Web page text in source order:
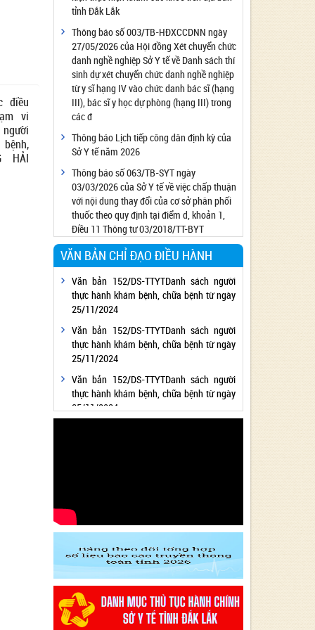
điều
vi
HẢI
Công bố đủ điều kiện cung cấp dịch vụ diệt
côn trùng, diệt khuẩn bằng chế phẩm
Công bố cơ sở đủ điều kiện quan trắc môi
trường lao động
Công bố hồ sơ về trang thiết bị y tế
Công bố cơ sở đủ điều kiện tiêm chủng
Cơ sở Massage đủ điều kiện hoạt động
Cơ sở thẩm mỹ đủ điều kiện hoạt động
tỉnh Đắk Lắk
Thông báo số 003/TB-HĐXCCDNN ngày
27/05/2026 của Hội đồng Xét chuyển chức
danh nghề nghiệp Sở Y tế về Danh sách thí
sinh dự xét chuyển chức danh nghề nghiệp
từ y sĩ hạng IV vào chức danh bác sĩ (hạng
III), bác sĩ y học dự phòng (hạng III) trong
các đ
Thông báo Lịch tiếp công dân định kỳ của
Sở Y tế năm 2026
Thông báo số 063/TB-SYT ngày
03/03/2026 của Sở Y tế về việc chấp thuận
với nội dung thay đổi của cơ sở phân phối
thuốc theo quy định tại điểm d, khoản 1,
Điều 11 Thông tư 03/2018/TT-BYT
VĂN BẢN CHỈ ĐẠO ĐIỀU HÀNH
Văn bản 152/DS-TTYTDanh sách người
thực hành khám bệnh, chữa bệnh từ ngày
25/11/2024
Văn bản 152/DS-TTYTDanh sách người
thực hành khám bệnh, chữa bệnh từ ngày
25/11/2024
Văn bản 152/DS-TTYTDanh sách người
thực hành khám bệnh, chữa bệnh từ ngày
25/11/2024
2024 - Lĩnh vực Y tế
Văn bản 24/KH-SYT về việc thực hiện
Chương trình hành động thực hiện Nghị
quyết số 01/NQ-CP ngày 05/01/2024 của
Chính phủ về nhiệm vụ, giải pháp chủ yếu
thực hiện Kế hoạch phát triển kinh tế - xã
hội và Dự toán ngân sách nhà nước năm
2024 - Lĩnh vực Y tế